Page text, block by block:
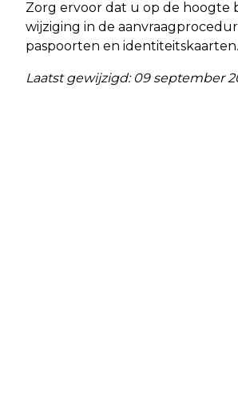
Zorg ervoor dat u op de hoogte
wijziging in de
paspoorten en identiteitskaarten.
Laatst gewijzigd: 09 september